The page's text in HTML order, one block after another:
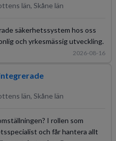
län, Skåne län
säkerhetssystem hos oss
och yrkesmässig utveckling.
2026-08-16
län, Skåne län
I rollen som
och får hantera allt